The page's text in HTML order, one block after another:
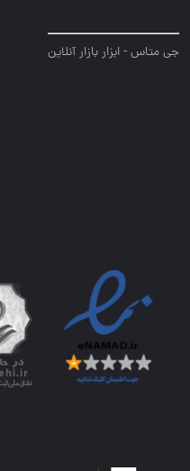
جی متاس - ابزار بازار آنلاین